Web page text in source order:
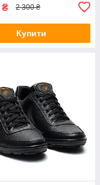
₴ 2 300 ₴
Купити